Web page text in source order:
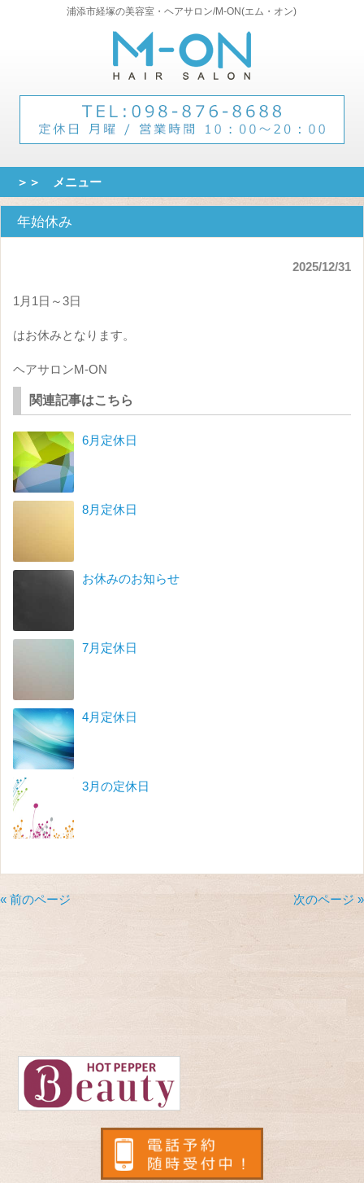
浦添市経塚の美容室・ヘアサロン/M-ON(エム・オン)
＞＞ メニュー
年始休み
2025/12/31
1月1日～3日
はお休みとなります。
ヘアサロンM-ON
関連記事はこちら
6月定休日
8月定休日
お休みのお知らせ
7月定休日
4月定休日
3月の定休日
« 前のページ 次のページ »